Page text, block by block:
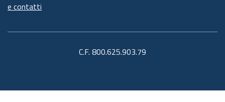
e contatti
C.F. 800.625.903.79